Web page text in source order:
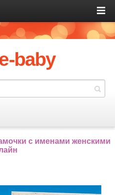
baby
с именами женскими